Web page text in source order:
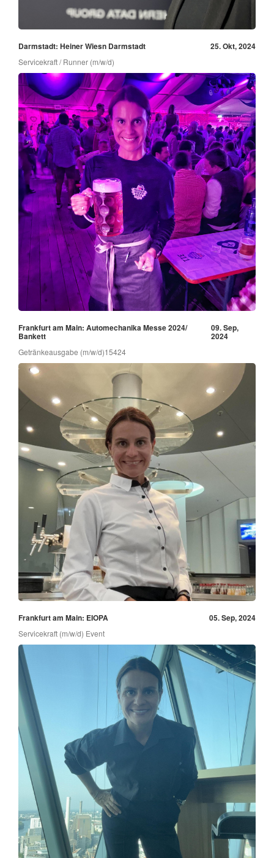
Darmstadt: Heiner Wiesn Darmstadt 25. Okt, 2024
Servicekraft / Runner (m/w/d)
Frankfurt am Main: Automechanika Messe 2024/
Bankett
09. Sep,
2024
Getränkeausgabe (m/w/d)15424
Frankfurt am Main: EIOPA 05. Sep, 2024
Servicekraft (m/w/d) Event